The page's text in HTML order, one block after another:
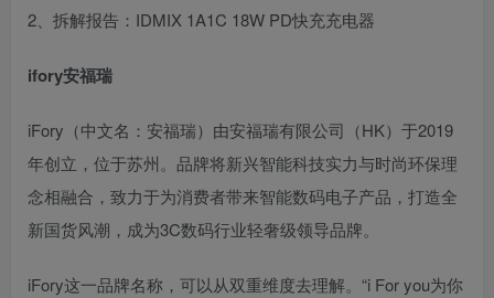
2、拆解报告：IDMIX 1A1C 18W PD快充充电器
ifory安福瑞
iFory（中文名：安福瑞）由安福瑞有限公司（HK）于2019
年创立，位于苏州。品牌将新兴智能科技实力与时尚环保理
念相融合，致力于为消费者带来智能数码电子产品，打造全
新国货风潮，成为3C数码行业轻奢级领导品牌。
iFory这一品牌名称，可以从双重维度去理解。“i For you为你